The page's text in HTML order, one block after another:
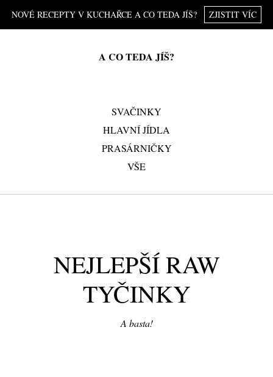
NOVÉ RECEPTY V KUCHAŘCE A CO TEDA JÍŠ? ZJISTIT VÍC
A CO TEDA JÍŠ?
SVAČINKY
HLAVNÍ JÍDLA
PRASÁRNIČKY
VŠE
NEJLEPŠÍ RAW
TYČINKY
A basta!